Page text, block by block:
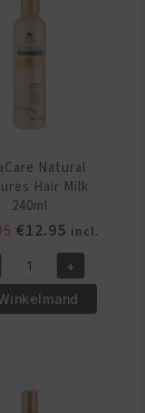
Natural
Hair Milk
240ml
Oorspronkelijke
was:
€16.95.
€12.95Huidige
prijs
is:
€12.95.
incl.
+